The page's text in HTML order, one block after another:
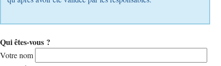
Qui êtes-vous ?
Votre nom